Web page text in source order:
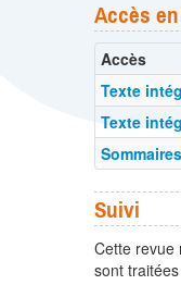
Accès
Accès
Texte
Texte
Sommaires
Suivi
Cette revue
sont